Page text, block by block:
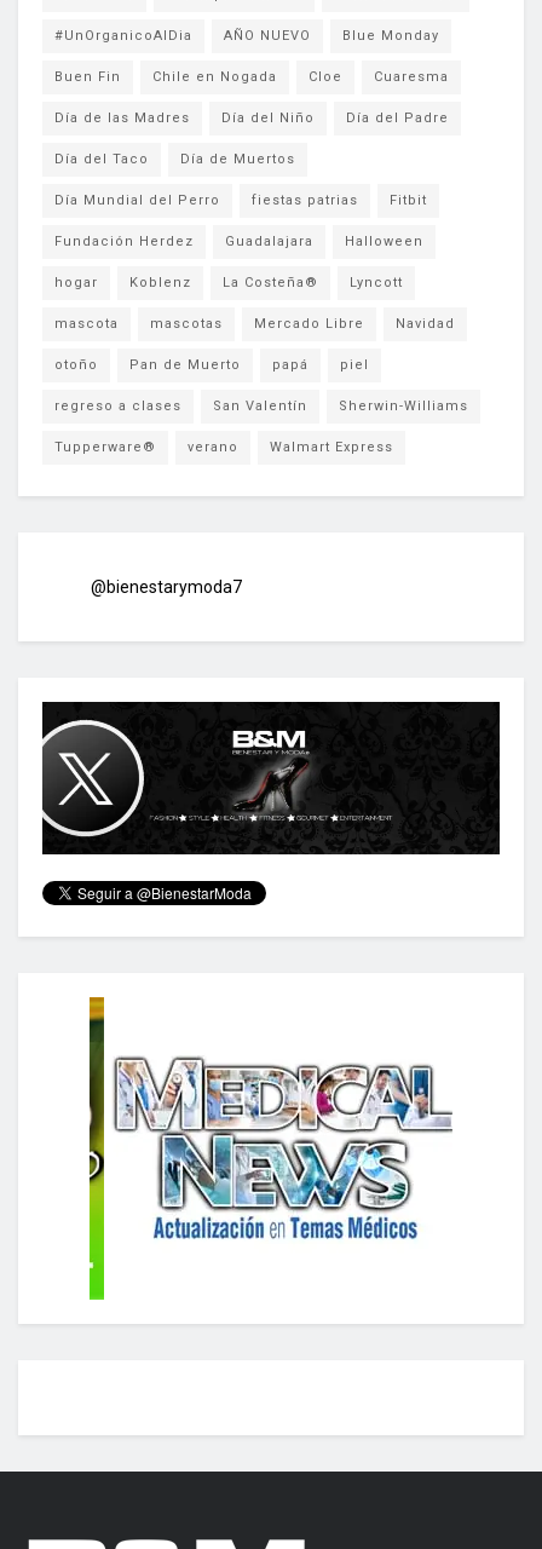
#UnOrganicoAlDia AÑO NUEVO Blue Monday
Buen Fin Chile en Nogada Cloe Cuaresma
Día de las Madres Día del Niño Día del Padre
Día del Taco Día de Muertos
Día Mundial del Perro fiestas patrias Fitbit
Fundación Herdez Guadalajara Halloween
hogar Koblenz La Costeña® Lyncott
mascota mascotas Mercado Libre Navidad
otoño Pan de Muerto papá piel
regreso a clases San Valentín Sherwin-Williams
Tupperware® verano Walmart Express
@bienestarymoda7